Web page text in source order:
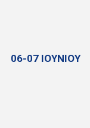
06-07 ΙΟΥΝΙΟΥ